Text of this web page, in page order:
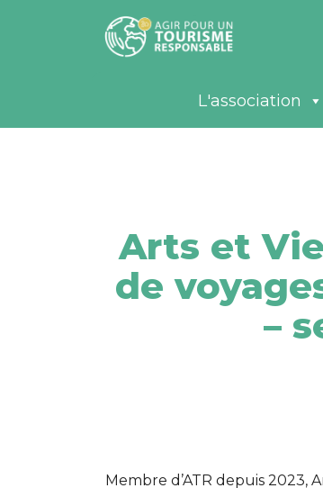
L'association
Arts et
de
–
Membre d’ATR depuis 2023,